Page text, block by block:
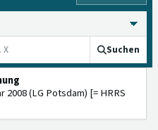
Suchen
2008 (LG Potsdam) [= HRRS